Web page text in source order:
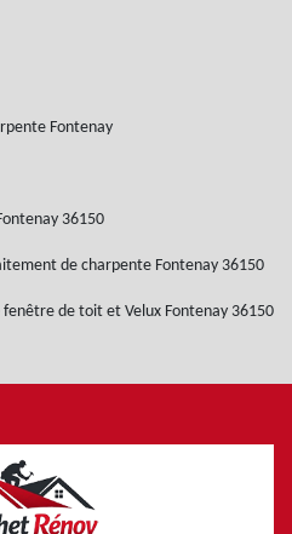
Fontenay
36150
de charpente Fontenay 36150
de toit et Velux Fontenay 36150